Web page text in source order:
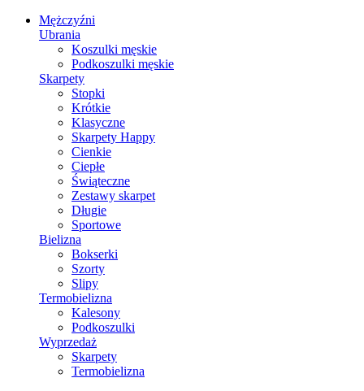
Mężczyźni
Ubrania
Koszulki męskie
Podkoszulki męskie
Skarpety
Stopki
Krótkie
Klasyczne
Skarpety Happy
Cienkie
Ciepłe
Świąteczne
Zestawy skarpet
Długie
Sportowe
Bielizna
Bokserki
Szorty
Slipy
Termobielizna
Kalesony
Podkoszulki
Wyprzedaż
Skarpety
Termobielizna